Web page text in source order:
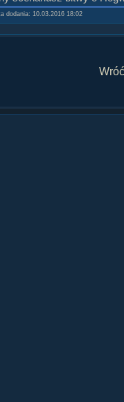
9 cz....
8 cz....
dodania: 10.03.2016 18:02